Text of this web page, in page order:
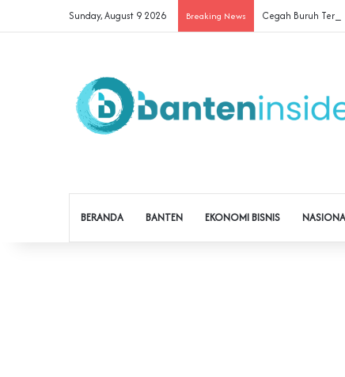
Sunday, August 9 2026 Breaking News Cegah Buruh
BERANDA BANTEN EKONOMI BISNIS